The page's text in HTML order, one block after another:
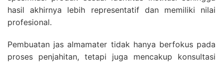
hasil akhirnya lebih representatif dan memiliki nilai
profesional.
Pembuatan jas almamater tidak hanya berfokus pada
proses penjahitan, tetapi juga mencakup konsultasi